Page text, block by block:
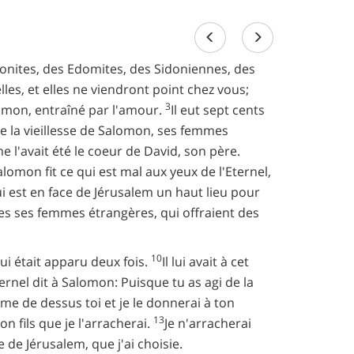
des Edomites, des Sidoniennes, des
et elles ne viendront point chez vous;
entraîné par l'amour. 3Il eut sept cents
la vieillesse de Salomon, ses femmes
l'avait été le coeur de David, son père.
fit ce qui est mal aux yeux de l'Eternel,
en face de Jérusalem un haut lieu pour
ses femmes étrangères, qui offraient des
était apparu deux fois. 10Il lui avait à cet
dit à Salomon: Puisque tu as agi de la
de dessus toi et je le donnerai à ton
fils que je l'arracherai. 13Je n'arracherai
Jérusalem, que j'ai choisie.